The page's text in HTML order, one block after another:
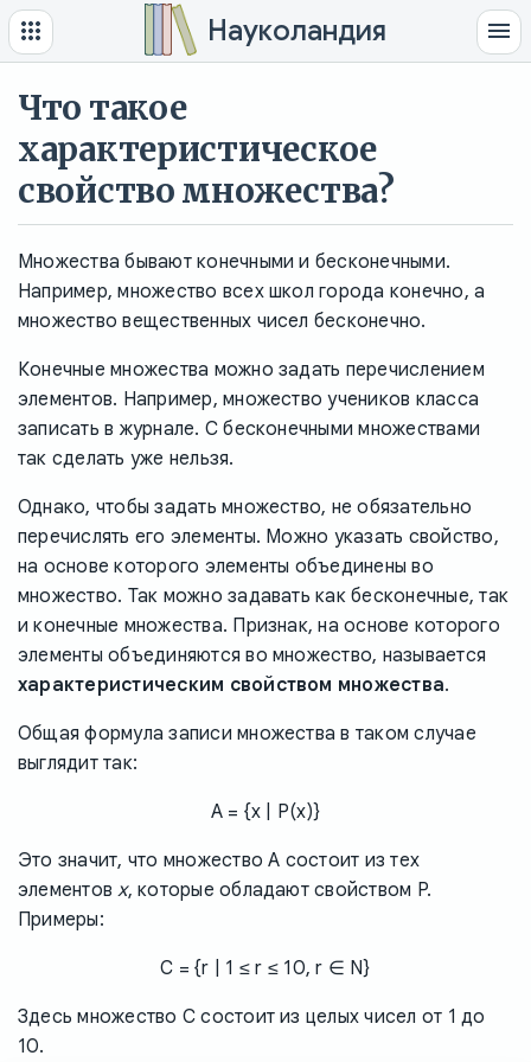
Науколандия
Что такое
характеристическое
свойство множества?
Множества бывают конечными и бесконечными.
Например, множество всех школ города конечно, а
множество вещественных чисел бесконечно.
Конечные множества можно задать перечислением
элементов. Например, множество учеников класса
записать в журнале. С бесконечными множествами
так сделать уже нельзя.
Однако, чтобы задать множество, не обязательно
перечислять его элементы. Можно указать свойство,
на основе которого элементы объединены во
множество. Так можно задавать как бесконечные, так
и конечные множества. Признак, на основе которого
элементы объединяются во множество, называется
характеристическим свойством множества.
Общая формула записи множества в таком случае
выглядит так:
A = {x | P(x)}
Это значит, что множество A состоит из тех
элементовx, которые обладают свойством P.
Примеры:
C = {r | 1 ≤ r ≤ 10, r ∈ N}
Здесь множество C состоит из целых чисел от 1 до
10.